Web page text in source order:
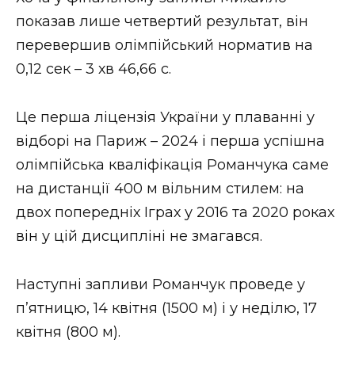
показав лише четвертий результат, він
перевершив олімпійський норматив на
0,12 сек – 3 хв 46,66 с.
Це перша ліцензія України у плаванні у
відборі на Париж – 2024 і перша успішна
олімпійська кваліфікація Романчука саме
на дистанції 400 м вільним стилем: на
двох попередніх Іграх у 2016 та 2020 роках
він у цій дисципліні не змагався.
Наступні запливи Романчук проведе у
п’ятницю, 14 квітня (1500 м) і у неділю, 17
квітня (800 м).